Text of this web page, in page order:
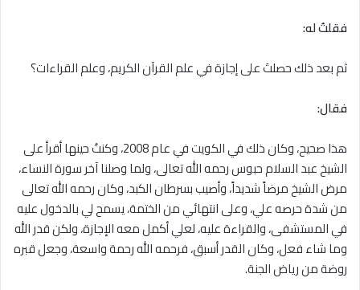
فقلتُ له:
ثم بعد ذلك حصلتَ على إجازة في علم القرآن الكريم، وعلم القراءات؟
فقال:
هذا صحيح، وكان ذلك في الكويت في عام 2008، وكنتُ حينها أقرأ على
الشيخ عبد السلام حبوس رحمه الله تعالى، ولما وصلنا آخر سورة النساء،
مرض الشيخ مرضاً شديداً، وأصيب بسرطان الكبد، وكان رحمه الله تعالى
من شدة حرصه علي، وعلى انتهائي من الختمة، يسمح لي بالدخول عليه
في المستشفى، والقراءة عليه، لعلي أكمل معه الإجازة، ولكن قدر الله
وما شاء فعل، وكان القدر أسبق، فرحمه الله رحمة واسعة، وجعل قبره
روضة من رياض الجنة.